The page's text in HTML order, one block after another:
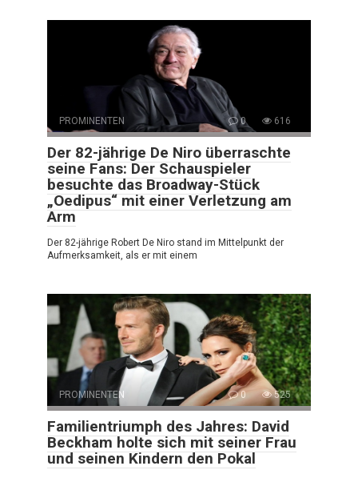
PROMINENTEN 0 616
Der 82-jährige De Niro überraschte
seine Fans: Der Schauspieler
besuchte das Broadway-Stück
„Oedipus“ mit einer Verletzung am
Arm
Der 82-jährige Robert De Niro stand im Mittelpunkt der
Aufmerksamkeit, als er mit einem
PROMINENTEN 0 525
Familientriumph des Jahres: David
Beckham holte sich mit seiner Frau
und seinen Kindern den Pokal